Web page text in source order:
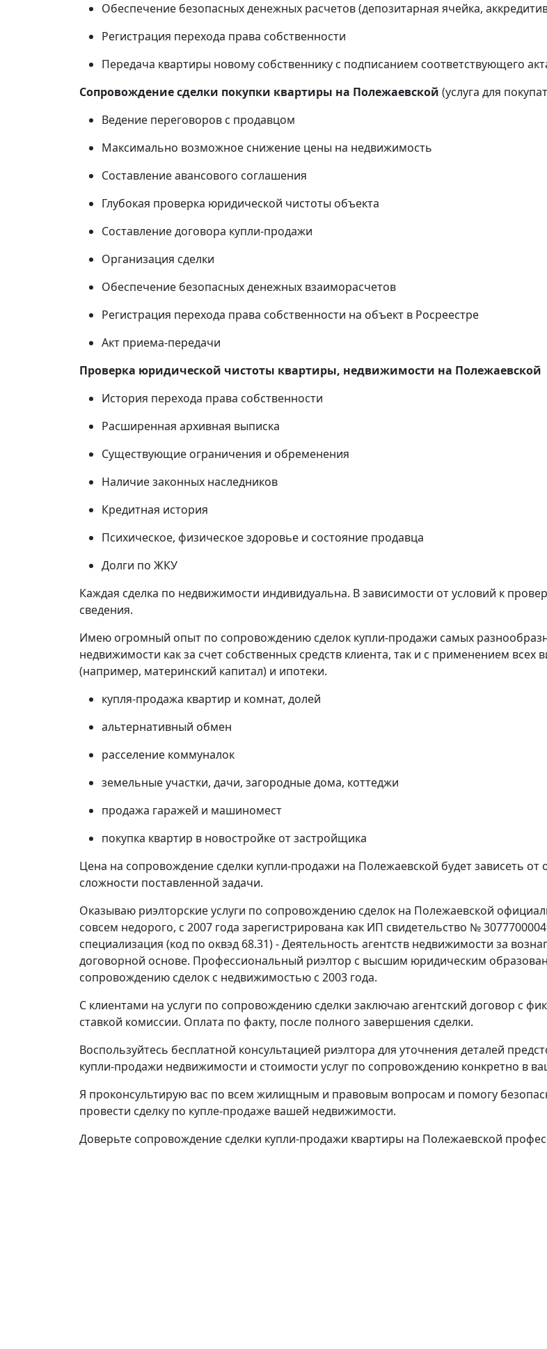
Обеспечение безопасных денежных расчетов (депозитарная ячейка,
Регистрация перехода права собственности
Передача квартиры новому собственнику с подписанием соответствующего
Сопровождение сделки покупки квартиры на Полежаевской (услуга для
Ведение переговоров с продавцом
Максимально возможное снижение цены на недвижимость
Составление авансового соглашения
Глубокая проверка юридической чистоты объекта
Составление договора купли-продажи
Организация сделки
Обеспечение безопасных денежных взаиморасчетов
Регистрация перехода права собственности на объект в Росреестре
Акт приема-передачи
Проверка юридической чистоты квартиры, недвижимости на Полежаевской
История перехода права собственности
Расширенная архивная выписка
Существующие ограничения и обременения
Наличие законных наследников
Кредитная история
Психическое, физическое здоровье и состояние продавца
Долги по ЖКУ
Каждая сделка по недвижимости индивидуальна. В зависимости от условий к
сведения.
Имею огромный опыт по сопровождению сделок купли-продажи самых
недвижимости как за счет собственных средств клиента, так и с применением всех
(например, материнский капитал) и ипотеки.
купля-продажа квартир и комнат, долей
альтернативный обмен
расселение коммуналок
земельные участки, дачи, загородные дома, коттеджи
продажа гаражей и машиномест
покупка квартир в новостройке от застройщика
Цена на сопровождение сделки купли-продажи на Полежаевской будет зависеть
сложности поставленной задачи.
Оказываю риэлторские услуги по сопровождению сделок на Полежаевской
совсем недорого, с 2007 года зарегистрирована как ИП свидетельство №
специализация (код по оквэд 68.31) - Деятельность агентств недвижимости за
договорной основе. Профессиональный риэлтор с высшим юридическим
сопровождению сделок с недвижимостью с 2003 года.
С клиентами на услуги по сопровождению сделки заключаю агентский договор с
ставкой комиссии. Оплата по факту, после полного завершения сделки.
Воспользуйтесь бесплатной консультацией риэлтора для уточнения деталей
купли-продажи недвижимости и стоимости услуг по сопровождению конкретно в
Я проконсультирую вас по всем жилищным и правовым вопросам и помогу
провести сделку по купле-продаже вашей недвижимости.
Доверьте сопровождение сделки купли-продажи квартиры на Полежаевской